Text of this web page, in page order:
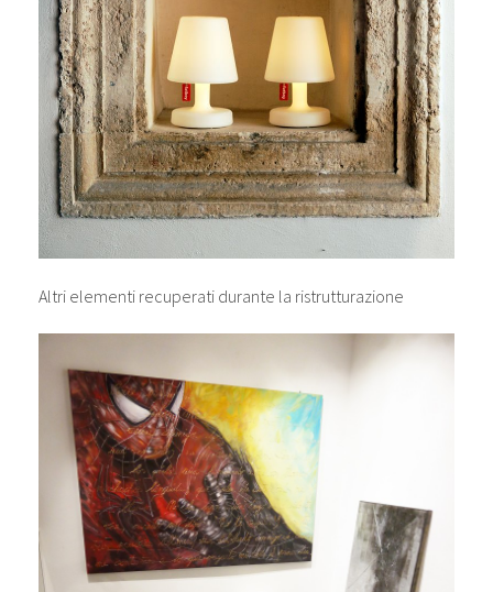
Altri elementi recuperati durante la ristrutturazione